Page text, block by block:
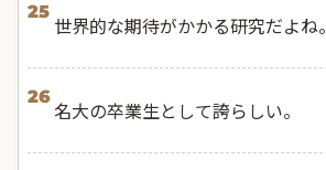
25
世界的な期待がかかる研究だよね。
26
名大の卒業生として誇らしい。